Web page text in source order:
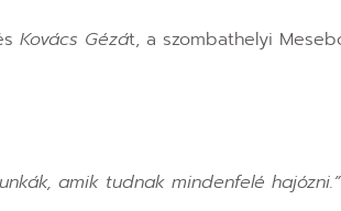
Kovács Gézát, a szombathelyi
amik tudnak mindenfelé hajózni.”